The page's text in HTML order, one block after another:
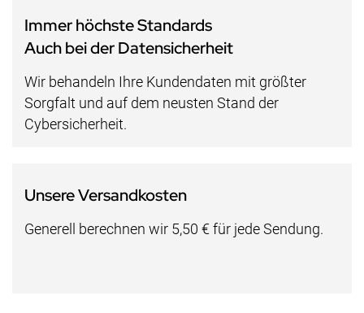
Immer höchste Standards
Auch bei der Datensicherheit
Wir behandeln Ihre Kundendaten mit größter
Sorgfalt und auf dem neusten Stand der
Cybersicherheit.
Unsere Versandkosten
Generell berechnen wir 5,50 € für jede Sendung.